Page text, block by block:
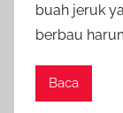
buah jeruk
berbau
Baca